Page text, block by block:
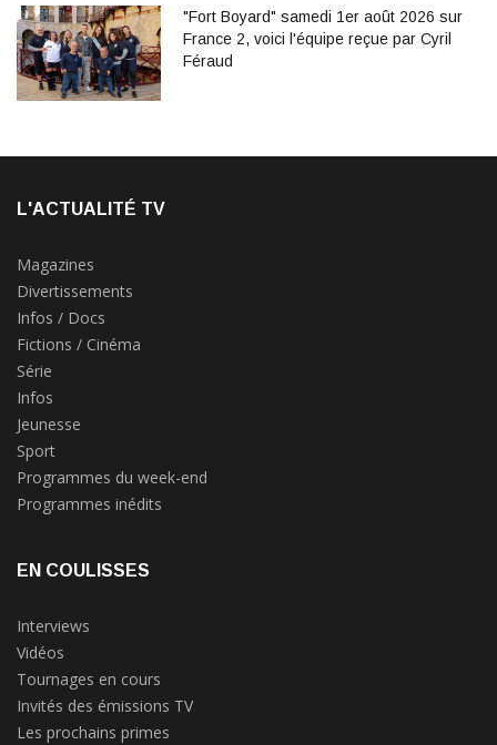
"Fort Boyard" samedi 1er août 2026 sur
France 2, voici l'équipe reçue par Cyril
Féraud
L'ACTUALITÉ TV
Magazines
Divertissements
Infos / Docs
Fictions / Cinéma
Série
Infos
Jeunesse
Sport
Programmes du week-end
Programmes inédits
EN COULISSES
Interviews
Vidéos
Tournages en cours
Invités des émissions TV
Les prochains primes